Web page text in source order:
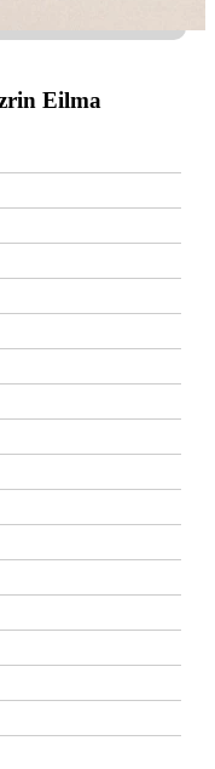
Eilma